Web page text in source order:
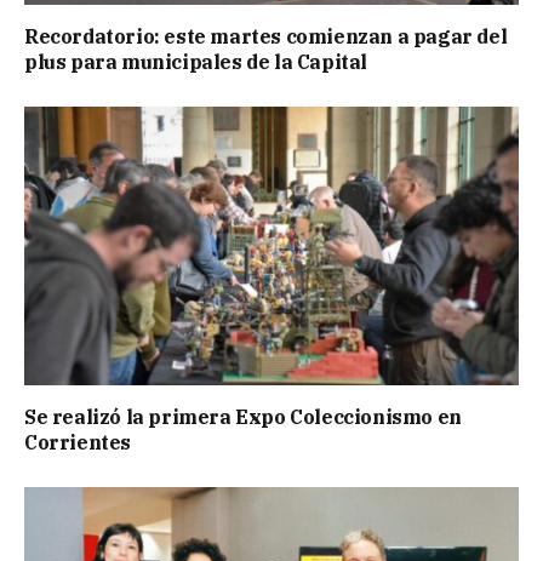
Recordatorio: este martes comienzan a pagar del
plus para municipales de la Capital
Se realizó la primera Expo Coleccionismo en
Corrientes